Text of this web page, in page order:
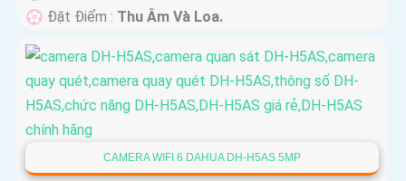
️💮 Đặt Điểm : Thu Âm Và Loa.
CAMERA WIFI 6 DAHUA DH-H5AS 5MP